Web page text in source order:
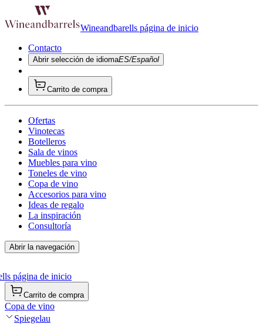
Wineandbarells página de inicio
Contacto
Abrir selección de idiomaES/Español
Carrito de compra
Ofertas
Vinotecas
Botelleros
Sala de vinos
Muebles para vino
Toneles de vino
Copa de vino
Accesorios para vino
Ideas de regalo
La inspiración
Consultoría
Abrir la navegación
página de inicio
Carrito de compra
Copa de vino
Spiegelau